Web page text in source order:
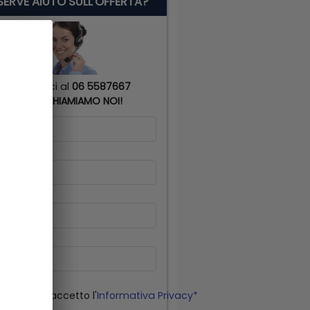
Chiamaci al 06 5587667
TI RICHIAMIAMO NOI!
Ho letto ed accetto l'Informativa Privacy*